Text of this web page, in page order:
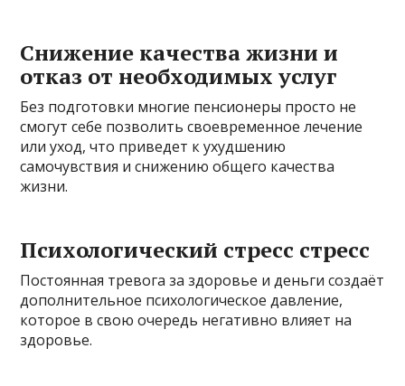
Снижение качества жизни и
отказ от необходимых услуг
Без подготовки многие пенсионеры просто не
смогут себе позволить своевременное лечение
или уход, что приведет к ухудшению
самочувствия и снижению общего качества
жизни.
Психологический стресс стресс
Постоянная тревога за здоровье и деньги создаёт
дополнительное психологическое давление,
которое в свою очередь негативно влияет на
здоровье.